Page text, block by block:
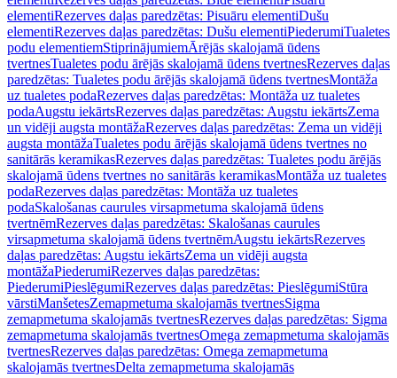
elementiRezerves daļas paredzētas: Pisuāru elementiDušu
elementiRezerves daļas paredzētas: Dušu elementiPiederumiTualetes
podu elementiemStiprinājumiemĀrējās skalojamā ūdens
tvertnesTualetes podu ārējās skalojamā ūdens tvertnesRezerves daļas
paredzētas: Tualetes podu ārējās skalojamā ūdens tvertnesMontāža
uz tualetes podaRezerves daļas paredzētas: Montāža uz tualetes
podaAugstu iekārtsRezerves daļas paredzētas: Augstu iekārtsZema
un vidēji augsta montāžaRezerves daļas paredzētas: Zema un vidēji
augsta montāžaTualetes podu ārējās skalojamā ūdens tvertnes no
sanitārās keramikasRezerves daļas paredzētas: Tualetes podu ārējās
skalojamā ūdens tvertnes no sanitārās keramikasMontāža uz tualetes
podaRezerves daļas paredzētas: Montāža uz tualetes
podaSkalošanas caurules virsapmetuma skalojamā ūdens
tvertnēmRezerves daļas paredzētas: Skalošanas caurules
virsapmetuma skalojamā ūdens tvertnēmAugstu iekārtsRezerves
daļas paredzētas: Augstu iekārtsZema un vidēji augsta
montāžaPiederumiRezerves daļas paredzētas:
PiederumiPieslēgumiRezerves daļas paredzētas: PieslēgumiStūra
vārstiManšetesZemapmetuma skalojamās tvertnesSigma
zemapmetuma skalojamās tvertnesRezerves daļas paredzētas: Sigma
zemapmetuma skalojamās tvertnesOmega zemapmetuma skalojamās
tvertnesRezerves daļas paredzētas: Omega zemapmetuma
skalojamās tvertnesDelta zemapmetuma skalojamās